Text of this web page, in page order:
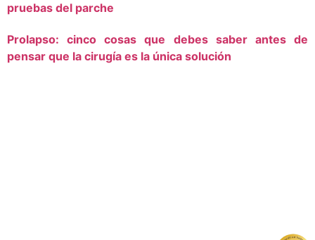
pruebas del parche
Prolapso: cinco cosas que debes saber antes de
pensar que la cirugía es la única solución